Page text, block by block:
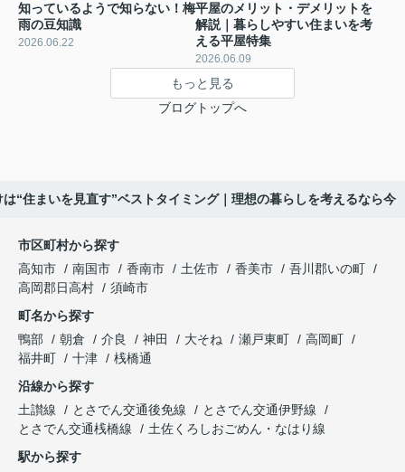
知っているようで知らない！梅
雨の豆知識
2026.06.22
平屋のメリット・デメリットを
解説｜暮らしやすい住まいを考
える平屋特集
2026.06.09
もっと見る
ブログトップへ
は“住まいを見直す”ベストタイミング｜理想の暮らしを考えるなら今
市区町村から探す
高知市
南国市 香南市 土佐市 香美市
吾川郡いの町
高岡郡日高村
須崎市
町名から探す
鴨部
朝倉 介良 神田 大そね 瀬戸東町
高岡町
福井町
十津
桟橋通
沿線から探す
土讃線
とさでん交通後免線
とさでん交通伊野線
とさでん交通桟橋線
土佐くろしおごめん・なはり線
駅から探す